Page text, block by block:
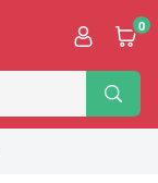
0